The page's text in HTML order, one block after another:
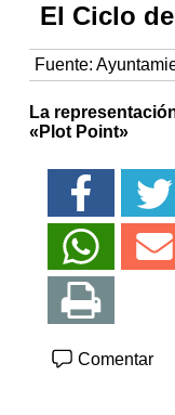
El Ciclo
Fuente:
La
«Plot Point»
Comentar